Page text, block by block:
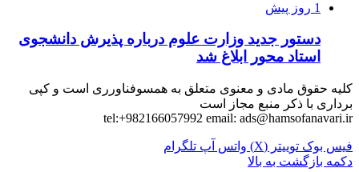
1 روز پیش
دستور جدید وزارت علوم درباره پذیرش دانشجوی
استاد محور ابلاغ شد
کلیه حقوق مادی و معنوی متعلق به همسوفناورری است و کپی
برداری با ذکر منبع مجاز است
tel:+982166057992 email: ads@hamsofanavari.ir
فیس بوک توییتر (X) واتس آپ تلگرام
دکمه بازگشت به بالا